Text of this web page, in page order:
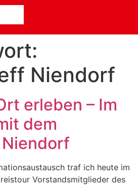
Niendorf
erleben – Im
dem
traf ich heute im
Vorstandsmitglieder des